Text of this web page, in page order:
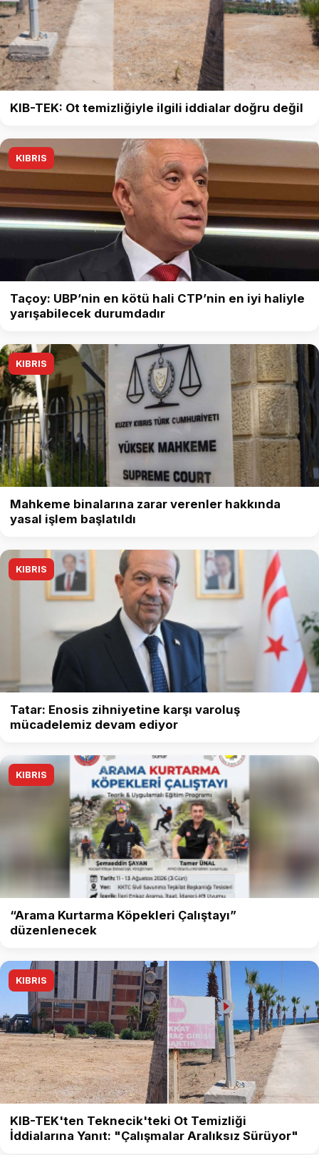
KIB-TEK: Ot temizliğiyle ilgili iddialar doğru değil
KIBRIS
Taçoy: UBP’nin en kötü hali CTP’nin en iyi haliyle
yarışabilecek durumdadır
KIBRIS
Mahkeme binalarına zarar verenler hakkında
yasal işlem başlatıldı
KIBRIS
Tatar: Enosis zihniyetine karşı varoluş
mücadelemiz devam ediyor
KIBRIS
“Arama Kurtarma Köpekleri Çalıştayı”
düzenlenecek
KIBRIS
KIB-TEK'ten Teknecik'teki Ot Temizliği
İddialarına Yanıt: "Çalışmalar Aralıksız Sürüyor"